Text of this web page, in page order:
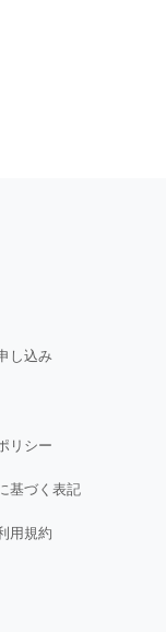
し込み
リシー
基づく表記
用規約